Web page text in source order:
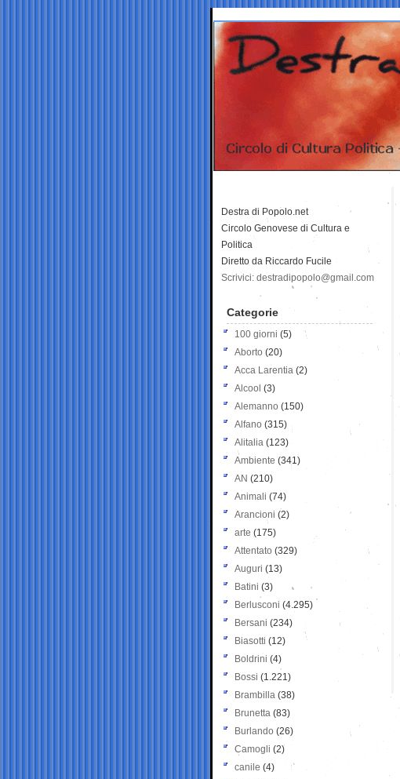
Destra di Popolo.net
Circolo Genovese di Cultura e
Politica
Diretto da Riccardo Fucile
Scrivici: destradipopolo@gmail.com
Categorie
100 giorni (5)
Aborto (20)
Acca Larentia (2)
Alcool (3)
Alemanno (150)
Alfano (315)
Alitalia (123)
Ambiente (341)
AN (210)
Animali (74)
Arancioni (2)
arte (175)
Attentato (329)
Auguri (13)
Batini (3)
Berlusconi (4.295)
Bersani (234)
Biasotti (12)
Boldrini (4)
Bossi (1.221)
Brambilla (38)
Brunetta (83)
Burlando (26)
Camogli (2)
canile (4)